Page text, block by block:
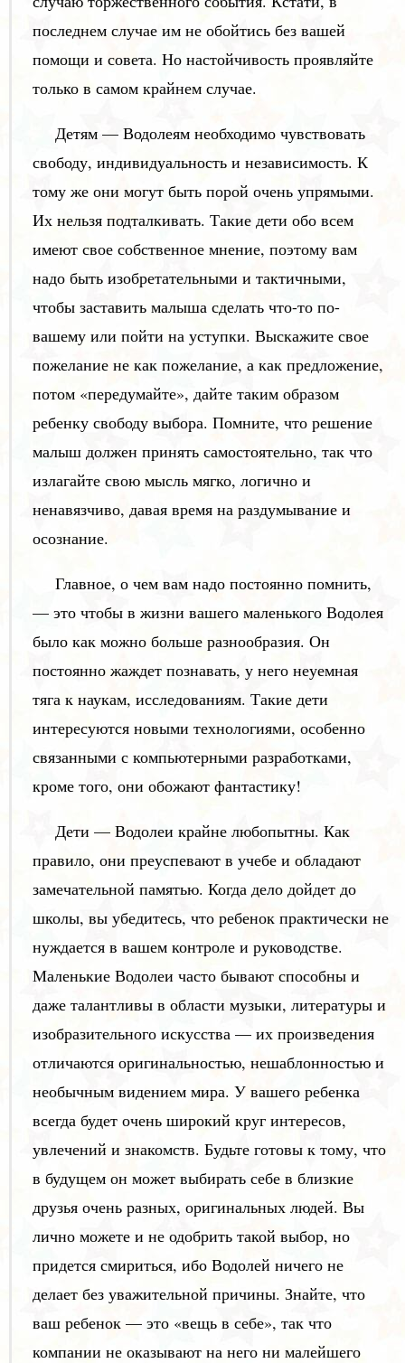
последнем случае им не обойтись без вашей
помощи и совета. Но настойчивость проявляйте
только в самом крайнем случае.
Детям — Водолеям необходимо чувствовать
свободу, индивидуальность и независимость. К
тому же они могут быть порой очень упрямыми.
Их нельзя подталкивать. Такие дети обо всем
имеют свое собственное мнение, поэтому вам
надо быть изобретательными и тактичными,
чтобы заставить малыша сделать что-то по-
вашему или пойти на уступки. Выскажите свое
пожелание не как пожелание, а как предложение,
потом «передумайте», дайте таким образом
ребенку свободу выбора. Помните, что решение
малыш должен принять самостоятельно, так что
излагайте свою мысль мягко, логично и
ненавязчиво, давая время на раздумывание и
осознание.
Главное, о чем вам надо постоянно помнить,
— это чтобы в жизни вашего маленького Водолея
было как можно больше разнообразия. Он
постоянно жаждет познавать, у него неуемная
тяга к наукам, исследованиям. Такие дети
интересуются новыми технологиями, особенно
связанными с компьютерными разработками,
кроме того, они обожают фантастику!
Дети — Водолеи крайне любопытны. Как
правило, они преуспевают в учебе и обладают
замечательной памятью. Когда дело дойдет до
школы, вы убедитесь, что ребенок практически не
нуждается в вашем контроле и руководстве.
Маленькие Водолеи часто бывают способны и
даже талантливы в области музыки, литературы и
изобразительного искусства — их произведения
отличаются оригинальностью, нешаблонностью и
необычным видением мира. У вашего ребенка
всегда будет очень широкий круг интересов,
увлечений и знакомств. Будьте готовы к тому, что
в будущем он может выбирать себе в близкие
друзья очень разных, оригинальных людей. Вы
лично можете и не одобрить такой выбор, но
придется смириться, ибо Водолей ничего не
делает без уважительной причины. Знайте, что
ваш ребенок — это «вещь в себе», так что
компании не оказывают на него ни малейшего